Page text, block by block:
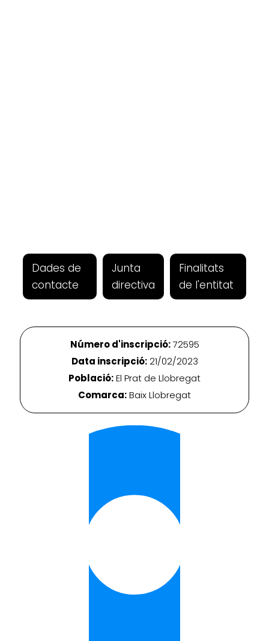
Dades de
contacte
Junta
directiva
Finalitats
de l'entitat
Número d'inscripció:72595
Data inscripció:21/02/2023
Població:El Prat de Llobregat
Comarca:Baix Llobregat